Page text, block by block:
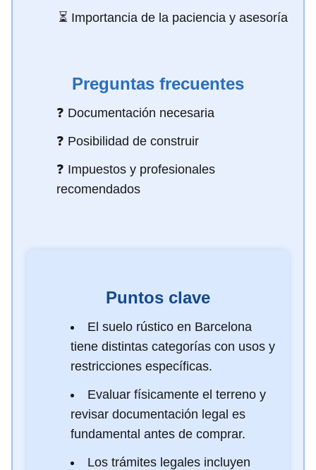
⏳ Importancia de la paciencia y asesoría
Preguntas frecuentes
❓ Documentación necesaria
❓ Posibilidad de construir
❓ Impuestos y profesionales
recomendados
Puntos clave
El suelo rústico en Barcelona
tiene distintas categorías con usos y
restricciones específicas.
Evaluar físicamente el terreno y
revisar documentación legal es
fundamental antes de comprar.
Los trámites legales incluyen